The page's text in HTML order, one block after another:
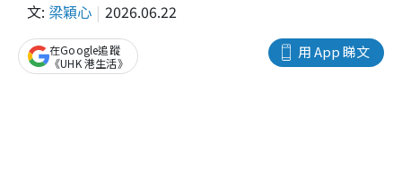
文: 梁穎心 2026.06.22
用 App 睇文
在Google追蹤
《UHK 港生活》